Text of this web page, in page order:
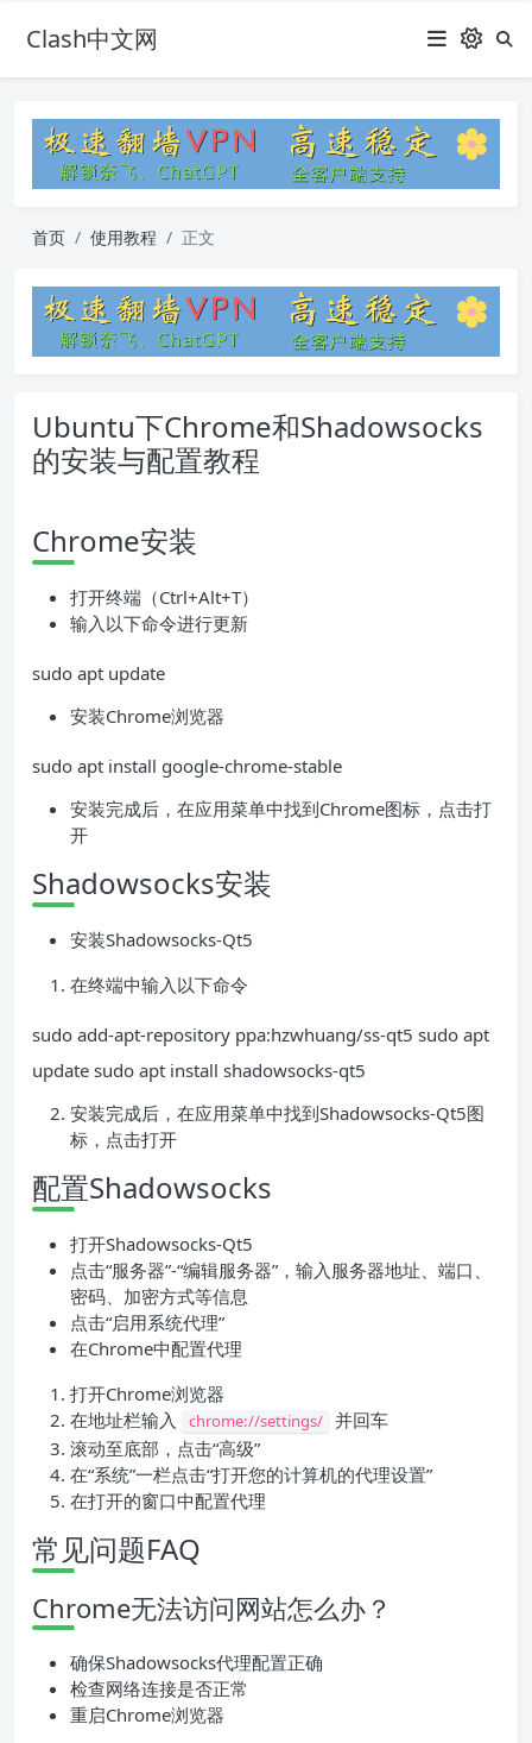
Clash中文网
首页 使用教程 正文
Ubuntu下Chrome和Shadowsocks
的安装与配置教程
Chrome安装
打开终端（Ctrl+Alt+T）
输入以下命令进行更新
sudo apt update
安装Chrome浏览器
sudo apt install google-chrome-stable
安装完成后，在应用菜单中找到Chrome图标，点击打
开
Shadowsocks安装
安装Shadowsocks-Qt5
在终端中输入以下命令
sudo add-apt-repository ppa:hzwhuang/ss-qt5 sudo apt
update sudo apt install shadowsocks-qt5
安装完成后，在应用菜单中找到Shadowsocks-Qt5图
标，点击打开
配置Shadowsocks
打开Shadowsocks-Qt5
点击“服务器”-“编辑服务器”，输入服务器地址、端口、
密码、加密方式等信息
点击“启用系统代理”
在Chrome中配置代理
打开Chrome浏览器
在地址栏输入
chrome://settings/ 并回车
滚动至底部，点击“高级”
在“系统”一栏点击“打开您的计算机的代理设置”
在打开的窗口中配置代理
常见问题FAQ
Chrome无法访问网站怎么办？
确保Shadowsocks代理配置正确
检查网络连接是否正常
重启Chrome浏览器